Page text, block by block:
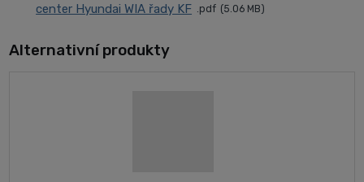
center Hyundai WIA řady KF
pdf 5.06 MB
Alternativní produkty